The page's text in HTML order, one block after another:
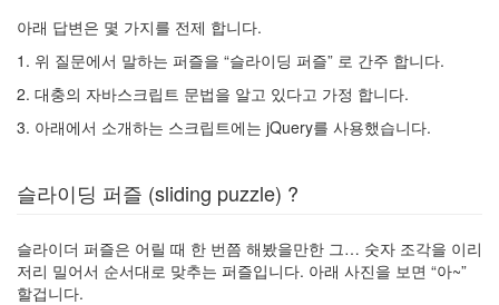
아래 답변은 몇 가지를 전제 합니다.
1. 위 질문에서 말하는 퍼즐을 “슬라이딩 퍼즐” 로 간주 합니다.
2. 대충의 자바스크립트 문법을 알고 있다고 가정 합니다.
3. 아래에서 소개하는 스크립트에는 jQuery를 사용했습니다.
슬라이딩 퍼즐 (sliding puzzle) ?
슬라이더 퍼즐은 어릴 때 한 번쯤 해봤을만한 그… 숫자 조각을 이리
저리 밀어서 순서대로 맞추는 퍼즐입니다. 아래 사진을 보면 “아~”
할겁니다.